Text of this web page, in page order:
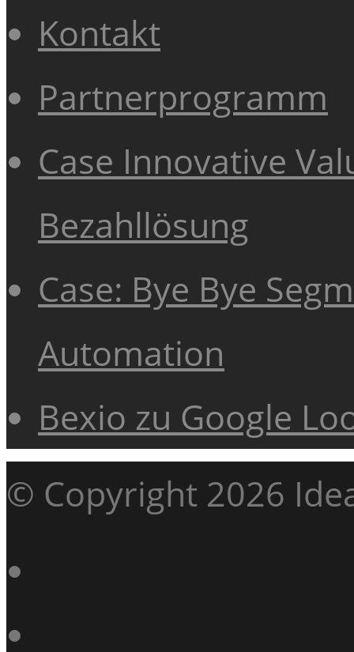
Kontakt
Partnerprogramm
Case Innovative
Bezahllösung
Case: Bye Bye
Automation
Bexio zu Google
© Copyright 2026